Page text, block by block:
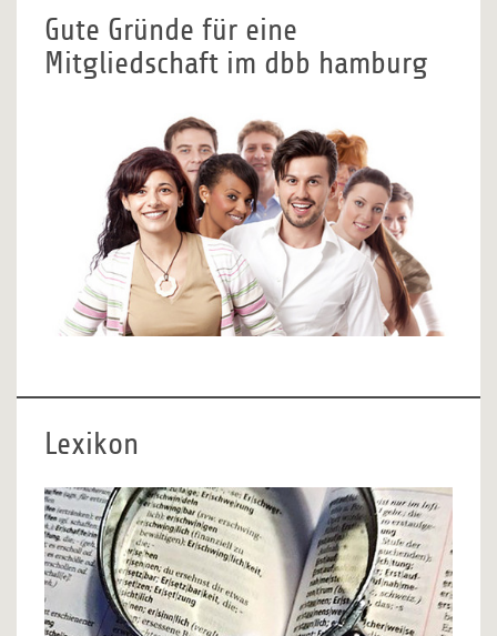
Gute Gründe für eine
Mitgliedschaft im dbb hamburg
Lexikon